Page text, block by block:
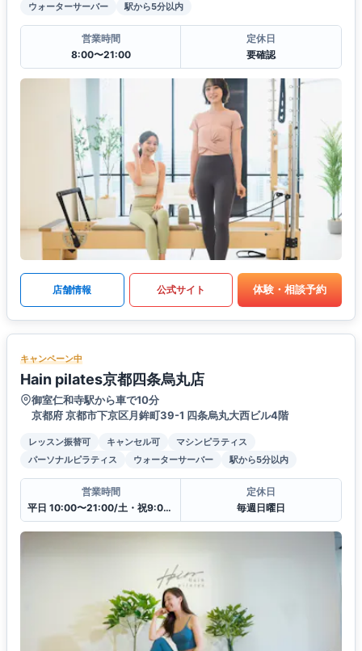
ウォーターサーバー
駅から5分以内
営業時間
8:00〜21:00
定休日
要確認
店舗情報 公式サイト 体験・相談予約
キャンペーン中
Hain pilates京都四条烏丸店
御室仁和寺駅から車で10分
京都府 京都市下京区月鉾町39-1 四条烏丸大西ビル4階
レッスン振替可 キャンセル可
マシンピラティス
パーソナルピラティス
ウォーターサーバー 駅から5分以内
営業時間
平日 10:00〜21:00/土・祝9:00〜20:00
定休日
毎週日曜日